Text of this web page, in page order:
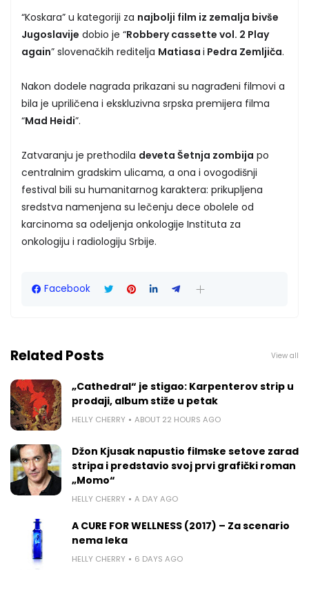
“Koskara” u kategoriji za najbolji film iz zemalja bivše
Jugoslavije dobio je “Robbery cassette vol. 2 Play
again” slovenačkih reditelja Matiasa i Pedra Zemljiča.
Nakon dodele nagrada prikazani su nagrađeni filmovi a
bila je upriličena i ekskluzivna srpska premijera filma
“Mad Heidi”.
Zatvaranju je prethodila deveta Šetnja zombija po
centralnim gradskim ulicama, a ona i ovogodišnji
festival bili su humanitarnog karaktera: prikupljena
sredstva namenjena su lečenju dece obolele od
karcinoma sa odeljenja onkologije Instituta za
onkologiju i radiologiju Srbije.
Facebook
Related Posts View all
„Cathedral“ je stigao: Karpenterov strip u
prodaji, album stiže u petak
HELLY CHERRY ABOUT 22 HOURS AGO
Džon Kjusak napustio filmske setove zarad
stripa i predstavio svoj prvi grafički roman
„Momo“
HELLY CHERRY A DAY AGO
A CURE FOR WELLNESS (2017) – Za scenario
nema leka
HELLY CHERRY 6 DAYS AGO